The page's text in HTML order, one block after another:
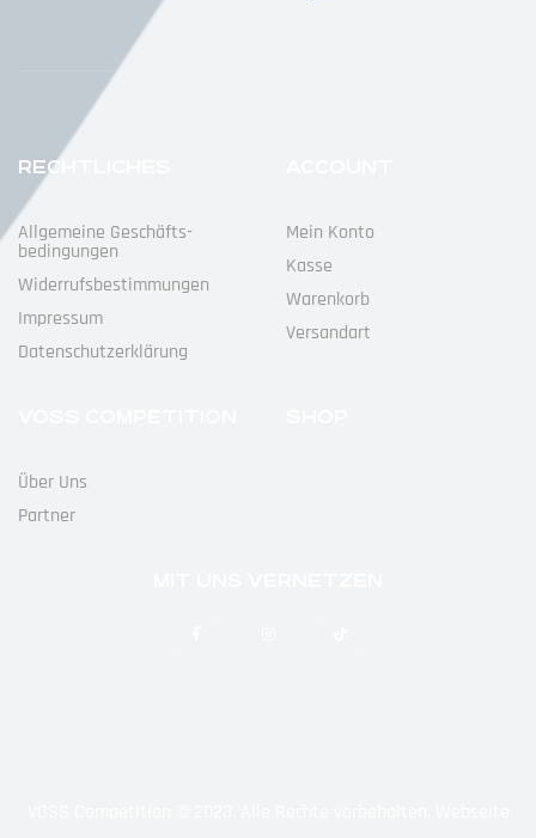
RECHTLICHES
Allgemeine Geschäfts­
Bedingungen
Widerrufs­bestimmungen
Impressum
Datenschutz­erklärung
Mein Konto
Kasse
Warenkorb
Versandart
Über Uns
Partner